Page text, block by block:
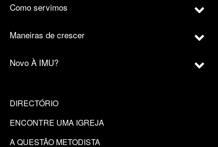
Como servimos
Maneiras de crescer
Novo À IMU?
DIRECTÓRIO
ENCONTRE UMA IGREJA
A QUESTÃO METODISTA